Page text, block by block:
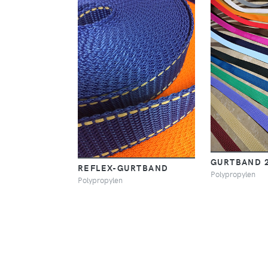
REFLEX-GURTBAND
Polypropylen
GURTBAND
Polypropylen